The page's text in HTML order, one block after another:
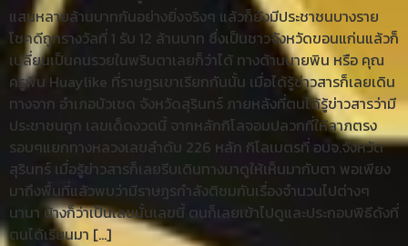
แสนหลายล้านบาทกันอย่างยิ่งจริงๆ แล้วก็ยังมีประชาชนบางราย
โชคดีถูกรางวัลที่ 1 รับ 12 ล้านบาท ซึ่งเป็นชาวจังหวัดขอนแก่นแล้วก็
เปลี่ยนเป็นคนรวยในพริบตาเลยก็ว่าได้ ทางด้านนายพิน หรือ คุณ
ครูพิน Huaylike ที่ราษฎรเขาเรียกกันนั้น เมื่อได้รู้ข่าวสารก็เลยเดิน
ทางจาก อำเภอบัวเชด จังหวัดสุรินทร์ ภายหลังที่ตนได้รู้ข่าวสารว่ามี
ประชาชนถูก เลขเด็ดงวดนี้ จากหลักกิโลจอมปลวกที่ให้ลาภตรง
รอบๆแยกทางหลวงเลขลำดับ 226 หลัก กิโลเมตรที่ อบจ.จังหวัด
สุรินทร์ เมื่อรู้ข่าวสารก็เลยรีบเดินทางมาดูให้เห็นมากับตา พอเพียง
มาถึงพื้นที่แล้วพบว่ามีราษฎรกำลังติชมกันเรื่องจำนวนไปต่างๆ
นานา บ้างก็ว่าเป็นเลขนั้นเลขนี้ ตนก็เลยเข้าไปดูและประกอบพิธีดังที่
ตนได้เรียนมา […]